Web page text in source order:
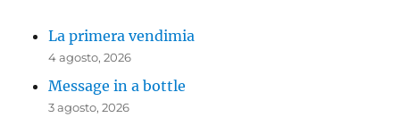
La primera vendimia
4 agosto, 2026
Message in a bottle
3 agosto, 2026